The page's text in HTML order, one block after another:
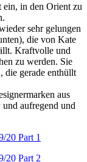
in den Orient zu
sehr gelungen
die von Kate
Kraftvolle und
zu werden. Sie
die gerade enthüllt
aus
aufregend und